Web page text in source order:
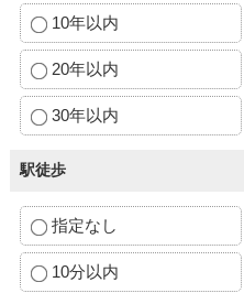
10年以内
20年以内
30年以内
駅徒歩
指定なし
10分以内